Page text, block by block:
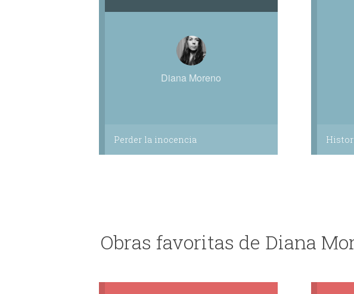
Diana Moreno
Perder la inocencia
Obras favoritas de Diana